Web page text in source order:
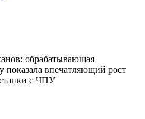
обрабатывающая
показала впечатляющий рост